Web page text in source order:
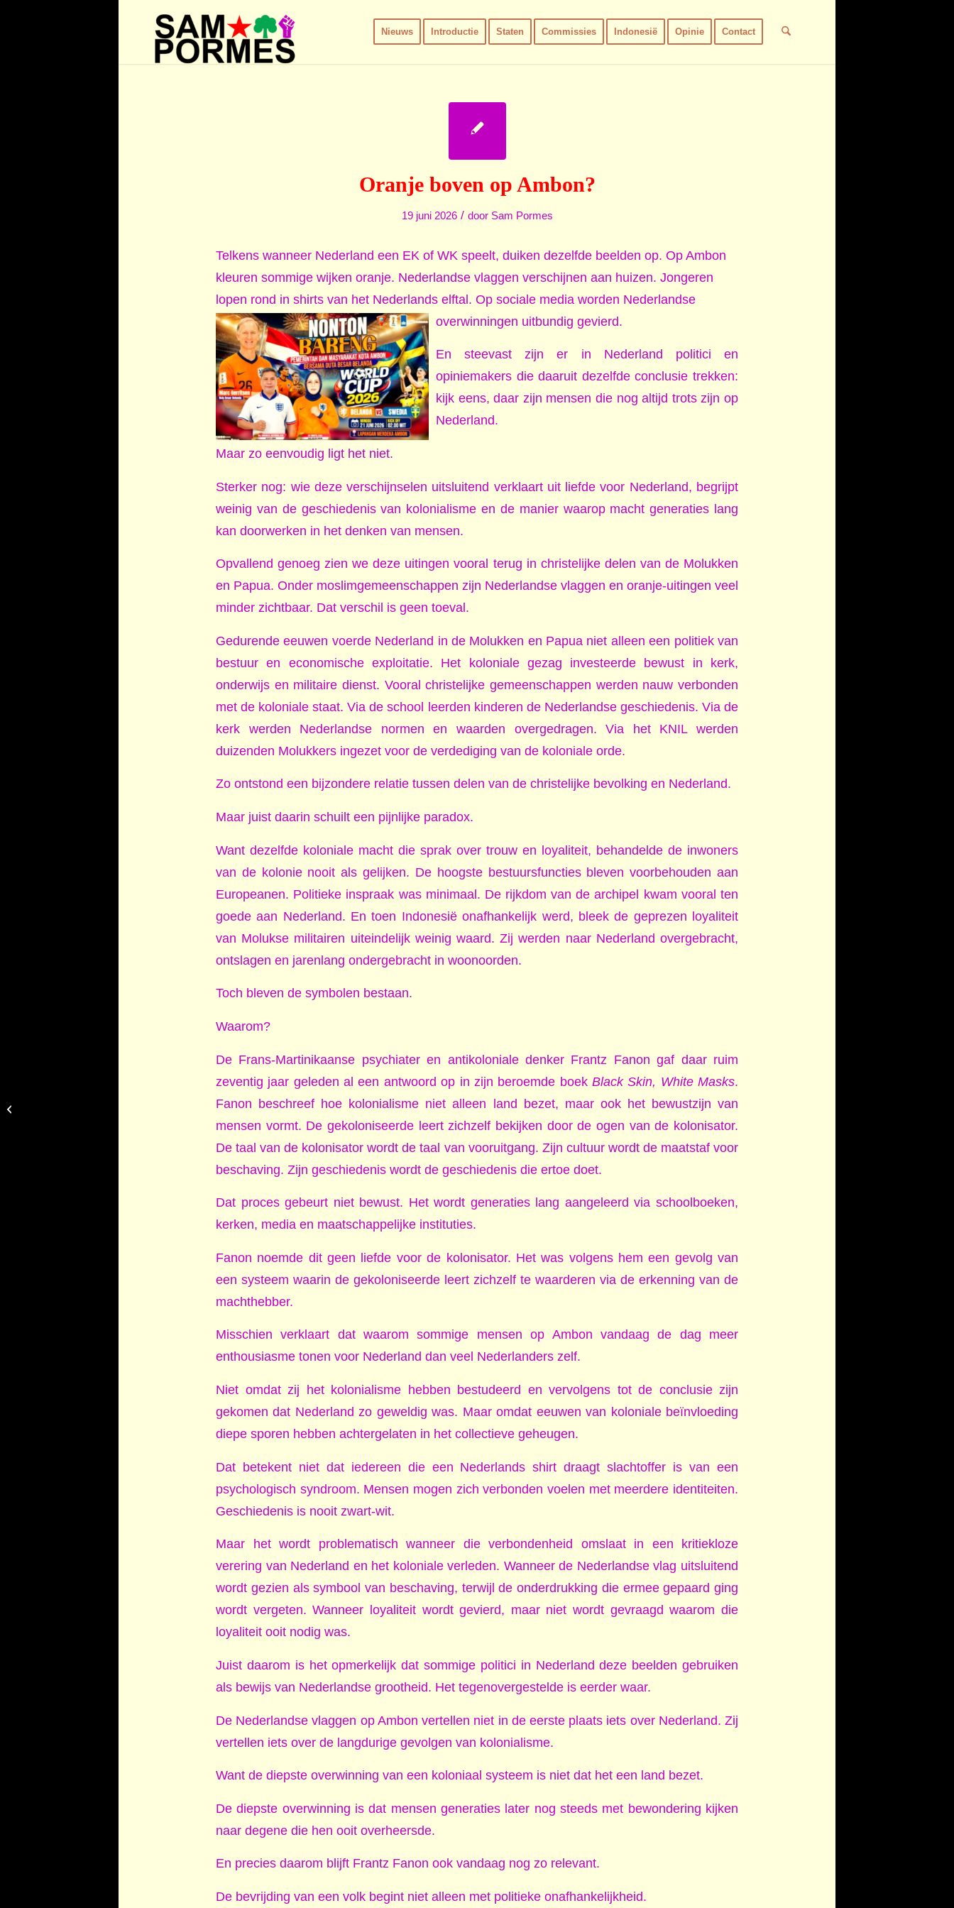
Nieuws Introductie Staten Commissies Indonesië Opinie Contact
Oranje boven op Ambon?
19 juni 2026 / door Sam Pormes
Telkens wanneer Nederland een EK of WK speelt, duiken dezelfde beelden op. Op Ambon
kleuren sommige wijken oranje. Nederlandse vlaggen verschijnen aan huizen. Jongeren
lopen rond in shirts van het Nederlands elftal. Op sociale media worden Nederlandse
overwinningen uitbundig gevierd.
En steevast zijn er in Nederland politici en
opiniemakers die daaruit dezelfde conclusie trekken:
kijk eens, daar zijn mensen die nog altijd trots zijn op
Nederland.
Maar zo eenvoudig ligt het niet.
Sterker nog: wie deze verschijnselen uitsluitend verklaart uit liefde voor Nederland, begrijpt
weinig van de geschiedenis van kolonialisme en de manier waarop macht generaties lang
kan doorwerken in het denken van mensen.
Opvallend genoeg zien we deze uitingen vooral terug in christelijke delen van de Molukken
en Papua. Onder moslimgemeenschappen zijn Nederlandse vlaggen en oranje-uitingen veel
minder zichtbaar. Dat verschil is geen toeval.
Gedurende eeuwen voerde Nederland in de Molukken en Papua niet alleen een politiek van
bestuur en economische exploitatie. Het koloniale gezag investeerde bewust in kerk,
onderwijs en militaire dienst. Vooral christelijke gemeenschappen werden nauw verbonden
met de koloniale staat. Via de school leerden kinderen de Nederlandse geschiedenis. Via de
kerk werden Nederlandse normen en waarden overgedragen. Via het KNIL werden
duizenden Molukkers ingezet voor de verdediging van de koloniale orde.
Zo ontstond een bijzondere relatie tussen delen van de christelijke bevolking en Nederland.
Maar juist daarin schuilt een pijnlijke paradox.
Want dezelfde koloniale macht die sprak over trouw en loyaliteit, behandelde de inwoners
van de kolonie nooit als gelijken. De hoogste bestuursfuncties bleven voorbehouden aan
Europeanen. Politieke inspraak was minimaal. De rijkdom van de archipel kwam vooral ten
goede aan Nederland. En toen Indonesië onafhankelijk werd, bleek de geprezen loyaliteit
van Molukse militairen uiteindelijk weinig waard. Zij werden naar Nederland overgebracht,
ontslagen en jarenlang ondergebracht in woonoorden.
Toch bleven de symbolen bestaan.
Waarom?
De Frans-Martinikaanse psychiater en antikoloniale denker Frantz Fanon gaf daar ruim
zeventig jaar geleden al een antwoord op in zijn beroemde boek Black Skin, White Masks.
Fanon beschreef hoe kolonialisme niet alleen land bezet, maar ook het bewustzijn van
mensen vormt. De gekoloniseerde leert zichzelf bekijken door de ogen van de kolonisator.
De taal van de kolonisator wordt de taal van vooruitgang. Zijn cultuur wordt de maatstaf voor
beschaving. Zijn geschiedenis wordt de geschiedenis die ertoe doet.
Dat proces gebeurt niet bewust. Het wordt generaties lang aangeleerd via schoolboeken,
kerken, media en maatschappelijke instituties.
Fanon noemde dit geen liefde voor de kolonisator. Het was volgens hem een gevolg van
een systeem waarin de gekoloniseerde leert zichzelf te waarderen via de erkenning van de
machthebber.
Misschien verklaart dat waarom sommige mensen op Ambon vandaag de dag meer
enthousiasme tonen voor Nederland dan veel Nederlanders zelf.
Niet omdat zij het kolonialisme hebben bestudeerd en vervolgens tot de conclusie zijn
gekomen dat Nederland zo geweldig was. Maar omdat eeuwen van koloniale beïnvloeding
diepe sporen hebben achtergelaten in het collectieve geheugen.
Dat betekent niet dat iedereen die een Nederlands shirt draagt slachtoffer is van een
psychologisch syndroom. Mensen mogen zich verbonden voelen met meerdere identiteiten.
Geschiedenis is nooit zwart-wit.
Maar het wordt problematisch wanneer die verbondenheid omslaat in een kritiekloze
verering van Nederland en het koloniale verleden. Wanneer de Nederlandse vlag uitsluitend
wordt gezien als symbool van beschaving, terwijl de onderdrukking die ermee gepaard ging
wordt vergeten. Wanneer loyaliteit wordt gevierd, maar niet wordt gevraagd waarom die
loyaliteit ooit nodig was.
Juist daarom is het opmerkelijk dat sommige politici in Nederland deze beelden gebruiken
als bewijs van Nederlandse grootheid. Het tegenovergestelde is eerder waar.
De Nederlandse vlaggen op Ambon vertellen niet in de eerste plaats iets over Nederland. Zij
vertellen iets over de langdurige gevolgen van kolonialisme.
Want de diepste overwinning van een koloniaal systeem is niet dat het een land bezet.
De diepste overwinning is dat mensen generaties later nog steeds met bewondering kijken
naar degene die hen ooit overheersde.
En precies daarom blijft Frantz Fanon ook vandaag nog zo relevant.
De bevrijding van een volk begint niet alleen met politieke onafhankelijkheid.